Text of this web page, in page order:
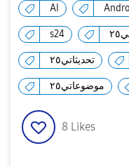
AI
s24
تحديثاتي٢٥
موضوعاتي٢٥
8 Likes